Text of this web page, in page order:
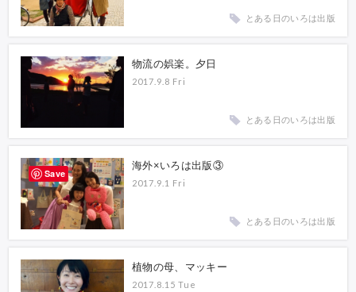
とある日のいろは出版
物流の娯楽。夕日
2017.9.8 Fri
とある日のいろは出版
海外×いろは出版③
2017.9.1 Fri
とある日のいろは出版
植物の母、マッキー
2017.8.15 Tue
Save